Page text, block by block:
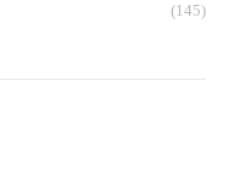
(145)